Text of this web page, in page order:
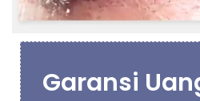
Garansi